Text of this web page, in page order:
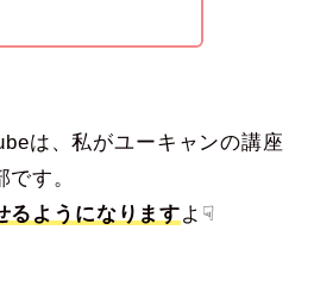
は、私がユーキャンの講座
す。
るようになりますよ☟